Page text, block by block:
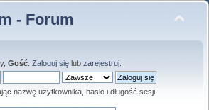
- Forum
Gość. Zaloguj sięlub zarejestruj.
nazwę użytkownika, hasło i długość sesji